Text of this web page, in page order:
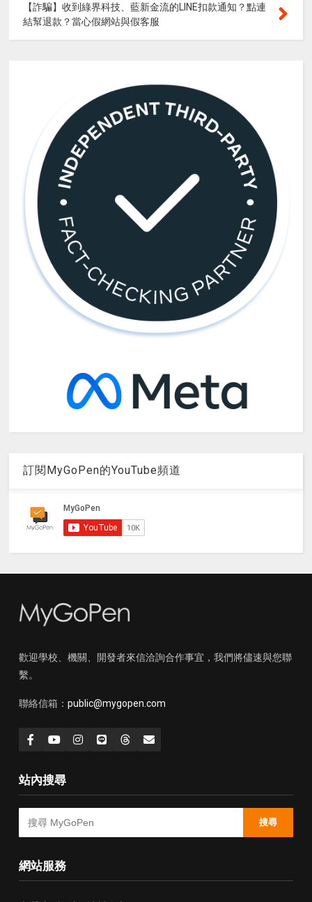
【詐騙】收到綠界科技、藍新金流的LINE扣款通知？點連
結幫退款？當心假網站與假客服
訂閱MyGoPen的YouTube頻道
歡迎學校、機關、開發者來信洽詢合作事宜，我們將儘速與您聯
繫。
聯絡信箱： public@mygopen.com
站內搜尋
搜尋
網站服務